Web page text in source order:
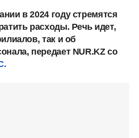
в 2024 году стремятся
расходы. Речь идет,
так и об
передает NUR.KZ со